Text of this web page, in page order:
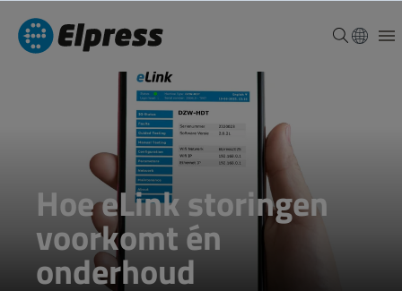
Hoe eLink storingen
voorkomt én
onderhoud